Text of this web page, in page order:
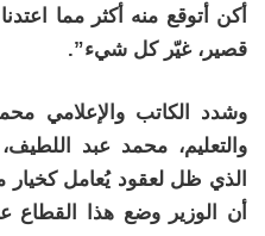
أكن أتوقع منه أكثر مما
قصير، غيّر كل شيء”.
وشدد الكاتب والإعلامي
والتعليم، محمد عبد
الذي ظل لعقود يُعامل كخيار
أن الوزير وضع هذا القطاع